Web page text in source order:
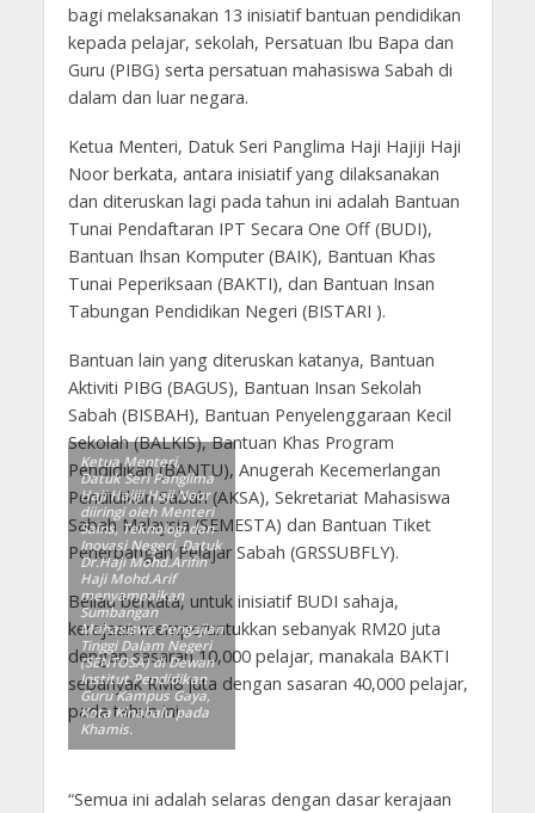
bagi melaksanakan 13 inisiatif bantuan pendidikan
kepada pelajar, sekolah, Persatuan Ibu Bapa dan
Guru (PIBG) serta persatuan mahasiswa Sabah di
dalam dan luar negara.
Ketua Menteri, Datuk Seri Panglima Haji Hajiji Haji
Noor berkata, antara inisiatif yang dilaksanakan
dan diteruskan lagi pada tahun ini adalah Bantuan
Tunai Pendaftaran IPT Secara One Off (BUDI),
Bantuan Ihsan Komputer (BAIK), Bantuan Khas
Tunai Peperiksaan (BAKTI), dan Bantuan Insan
Tabungan Pendidikan Negeri (BISTARI ).
Bantuan lain yang diteruskan katanya, Bantuan
Aktiviti PIBG (BAGUS), Bantuan Insan Sekolah
Sabah (BISBAH), Bantuan Penyelenggaraan Kecil
Sekolah (BALKIS), Bantuan Khas Program
Pendidikan (BANTU), Anugerah Kecemerlangan
Pendidikan Sabah (AKSA), Sekretariat Mahasiswa
Sabah Malaysia (SEMESTA) dan Bantuan Tiket
Penerbangan Pelajar Sabah (GRSSUBFLY).
Beliau berkata, untuk inisiatif BUDI sahaja,
kerajaan memperuntukkan sebanyak RM20 juta
dengan sasaran 10,000 pelajar, manakala BAKTI
sebanyak RM8 juta dengan sasaran 40,000 pelajar,
pada tahun ini.
Ketua Menteri,
Datuk Seri Panglima
Haji Hajiji Haji Noor
diiringi oleh Menteri
Sains, Teknologi dan
Inovasi Negeri, Datuk
Dr.Haji Mohd.Arifin
Haji Mohd.Arif
menyampaikan
Sumbangan
Mahasiswa Pengajian
Tinggi Dalam Negeri
(SENTOSA) di Dewan
Institut Pendidikan
Guru Kampus Gaya,
Kota Kinabalu pada
Khamis.
“Semua ini adalah selaras dengan dasar kerajaan